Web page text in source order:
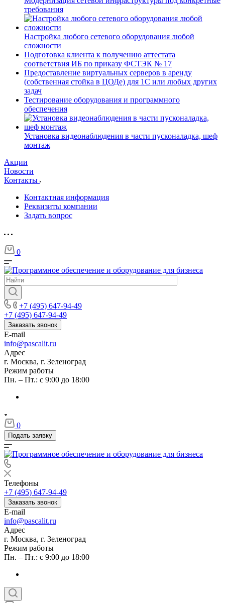
требования
Настройка любого сетевого оборудования любой
сложности
Подготовка клиента к получению аттестата
соответствия ИБ по приказу ФСТЭК № 17
Предоставление виртуальных серверов в аренду
(собственная стойка в ЦОДе) для 1С или любых других
задач
Тестирование оборудования и программного
обеспечения
Установка видеонаблюдения в части пусконаладка, шеф
монтаж
Акции
Новости
Контакты
Контактная информация
Реквизиты компании
Задать вопрос
0
+7 (495) 647-94-49
+7 (495) 647-94-49
Заказать звонок
E-mail
info@pascalit.ru
Адрес
г. Москва, г. Зеленоград
Режим работы
Пн. – Пт.: с 9:00 до 18:00
0
Подать заявку
Телефоны
+7 (495) 647-94-49
Заказать звонок
E-mail
info@pascalit.ru
Адрес
г. Москва, г. Зеленоград
Режим работы
Пн. – Пт.: с 9:00 до 18:00